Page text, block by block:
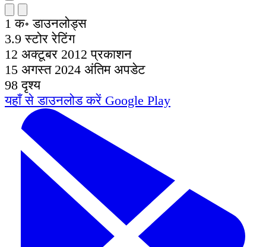
1 क॰ डाउनलोड्स
3.9 स्टोर रेटिंग
12 अक्टूबर 2012 प्रकाशन
15 अगस्त 2024 अंतिम अपडेट
98 दृश्य
यहाँ से डाउनलोड करें Google Play